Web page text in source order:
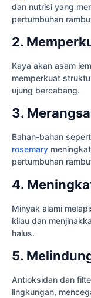
dan nutrisi yang
pertumbuhan
2.
Kaya akan asam
memperkuat
ujung bercabang.
3.
Bahan-bahan
rosemary
pertumbuhan
4.
Minyak alami
kilau dan
halus.
5.
Antioksidan dan
lingkungan,